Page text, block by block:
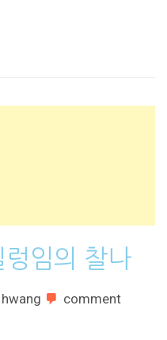
임의 찰나
comment